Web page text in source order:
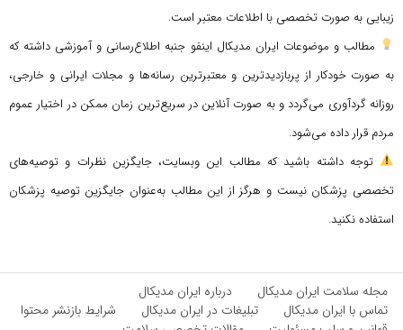
زیبایی به صورت تخصصی با اطلاعات معتبر است.
مطالب و موضوعات ایران مدیکال اینفو جنبه اطلاع‌رسانی و آموزشی داشته که
به صورت خودکار از پربازدیدترین و معتبرترین رسانه‌ها و مجلات ایرانی و خارجی،
روزانه گردآوری می‌گردد و به صورت آنلاین در سریع‌ترین زمان ممکن در اختیار عموم
مردم قرار داده می‌شود.
توجه داشته باشید که مطالب این وبسایت، جایگزین نظرات و توصیه‌های
تخصصی پزشکان نیست و هرگز از این مطالب به‌عنوان جایگزین توصیه پزشکان
استفاده نکنید.
مجله سلامت ایران مدیکال
درباره ایران مدیکال
تماس با ایران مدیکال
تبلیغات در ایران مدیکال
شرایط بازنشر محتوا